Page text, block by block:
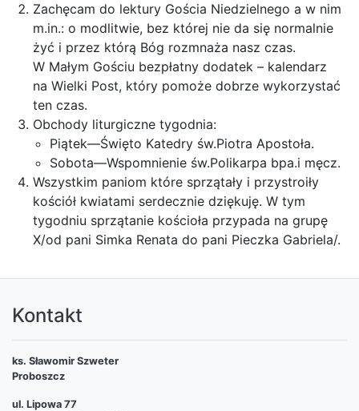
Zachęcam do lektury Gościa Niedzielnego a w nim
m.in.: o modlitwie, bez której nie da się normalnie
żyć i przez którą Bóg rozmnaża nasz czas.
W Małym Gościu bezpłatny dodatek – kalendarz
na Wielki Post, który pomoże dobrze wykorzystać
ten czas.
Obchody liturgiczne tygodnia:
Piątek—Święto Katedry św.Piotra Apostoła.
Sobota—Wspomnienie św.Polikarpa bpa.i męcz.
Wszystkim paniom które sprzątały i przystroiły
kościół kwiatami serdecznie dziękuję. W tym
tygodniu sprzątanie kościoła przypada na grupę
X/od pani Simka Renata do pani Pieczka Gabriela/.
Kontakt
ks. Sławomir Szweter
Proboszcz
ul. Lipowa 77